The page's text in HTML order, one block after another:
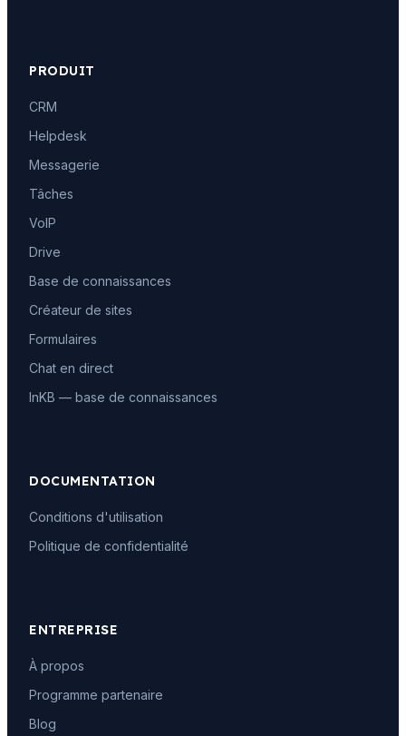
PRODUIT
CRM
Helpdesk
Messagerie
Tâches
VoIP
Drive
Base de connaissances
Créateur de sites
Formulaires
Chat en direct
InKB — base de connaissances
DOCUMENTATION
Conditions d'utilisation
Politique de confidentialité
ENTREPRISE
À propos
Programme partenaire
Blog